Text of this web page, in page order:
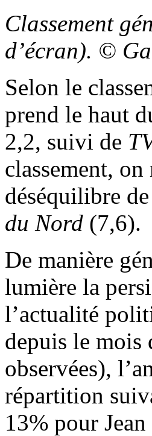
Classement
d’écran). ©
Selon le
prend le haut
2,2, suivi de
classement,
déséquilibre
du Nord (7,6).
De manière
lumière la
l’actualité
depuis le mois
observées),
répartition
13% pour